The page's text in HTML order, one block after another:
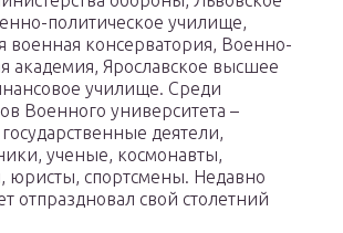
политическое училище,
военная консерватория, Военно-
академия, Ярославское высшее
училище. Среди
Военного университета –
деятели,
ученые, космонавты,
юристы, спортсмены. Недавно
отпраздновал свой столетний